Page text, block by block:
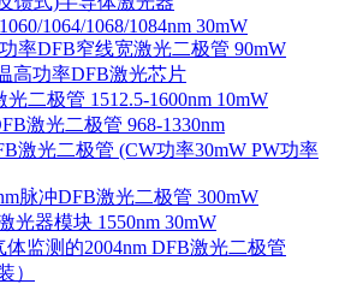
1064/1068/1084nm 30mW
率DFB窄线宽激光二极管 90mW
高功率DFB激光芯片
二极管 1512.5-1600nm 10mW
激光二极管 968-1330nm
激光二极管 (CW功率30mW PW功率
脉冲DFB激光二极管 300mW
光器模块 1550nm 30mW
体监测的2004nm DFB激光二极管
）